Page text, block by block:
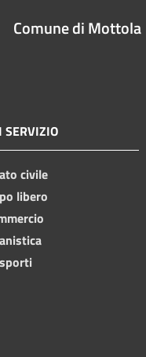
Comune di Mottola
SERVIZIO
civile
libero